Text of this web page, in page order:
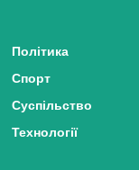
Політика
Спорт
Суспільство
Технології